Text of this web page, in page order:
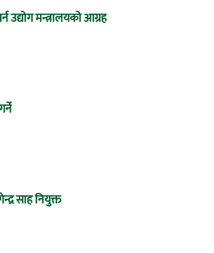
उद्योग मन्त्रालयको आग्रह
साह नियुक्त